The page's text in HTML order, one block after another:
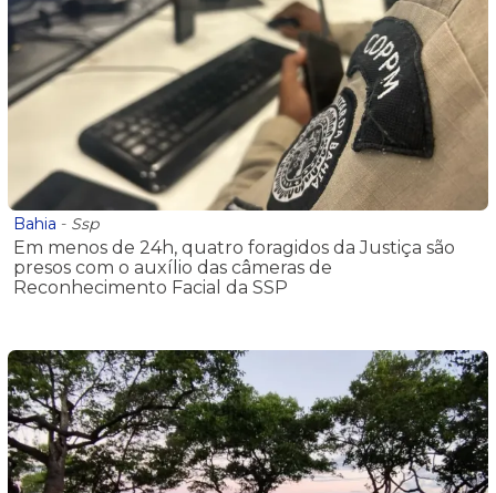
Bahia - Ssp
Em menos de 24h, quatro foragidos da Justiça são
presos com o auxílio das câmeras de
Reconhecimento Facial da SSP